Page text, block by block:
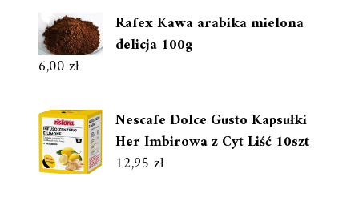
Rafex Kawa arabika mielona
delicja 100g
6,00zł
Nescafe Dolce Gusto Kapsułki
Her Imbirowa z Cyt Liść 10szt
12,95 zł